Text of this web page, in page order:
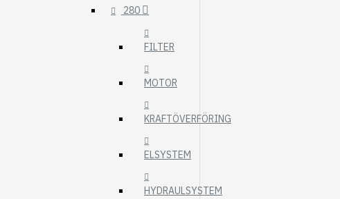
280
FILTER
MOTOR
KRAFTÖVERFÖRING
ELSYSTEM
HYDRAULSYSTEM